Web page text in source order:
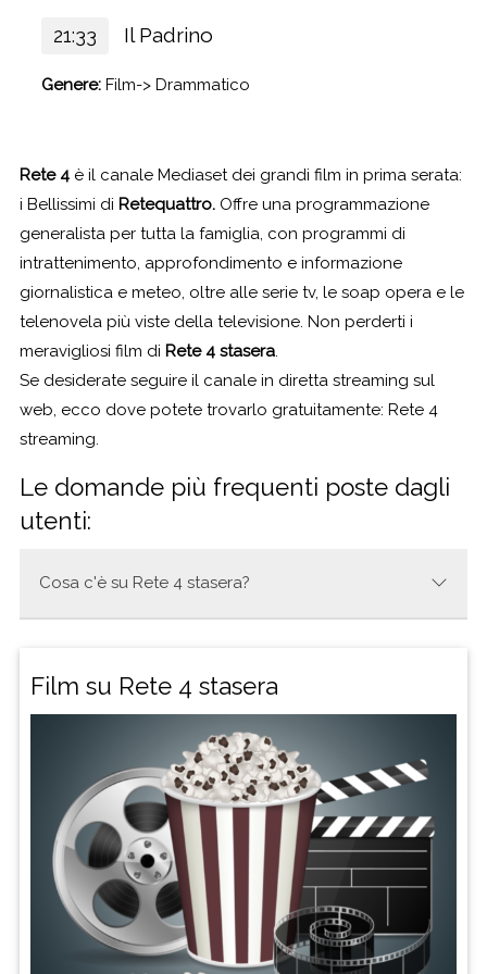
21:33 Il Padrino
Genere: Film-> Drammatico
Rete 4 è il canale Mediaset dei grandi film in prima serata:
i Bellissimi di Retequattro. Offre una programmazione
generalista per tutta la famiglia, con programmi di
intrattenimento, approfondimento e informazione
giornalistica e meteo, oltre alle serie tv, le soap opera e le
telenovela più viste della televisione. Non perderti i
meravigliosi film di Rete 4 stasera.
Se desiderate seguire il canale in diretta streaming sul
web, ecco dove potete trovarlo gratuitamente: Rete 4
streaming.
Le domande più frequenti poste dagli
utenti:
Cosa c'è su Rete 4 stasera?
20:29 | 4 DI SERA WEEKEND
Film su Rete 4 stasera